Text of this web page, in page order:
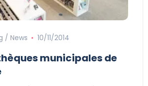
/ News 10/11/2014
municipales de